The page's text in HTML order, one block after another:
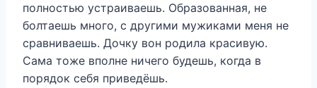
полностью устраиваешь. Образованная, не
болтаешь много, с другими мужиками меня не
сравниваешь. Дочку вон родила красивую.
Сама тоже вполне ничего будешь, когда в
порядок себя приведёшь.